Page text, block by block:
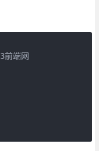
端网